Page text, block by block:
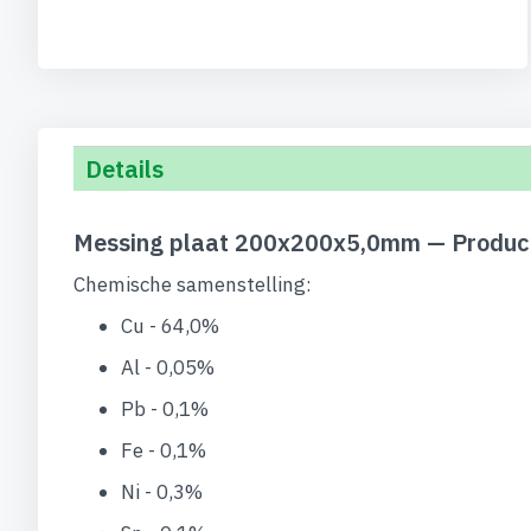
Details
Messing plaat 200x200x5,0mm —
Chemische samenstelling:
Cu - 64,0%
Al - 0,05%
Pb - 0,1%
Fe - 0,1%
Ni - 0,3%